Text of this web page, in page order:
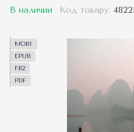
В наличии Код товару:
MOBI
EPUB
FB2
PDF